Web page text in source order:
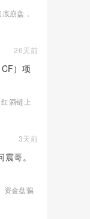
崩盘，
26天前
）项
酒链上
3天前
哥。
资金盘骗